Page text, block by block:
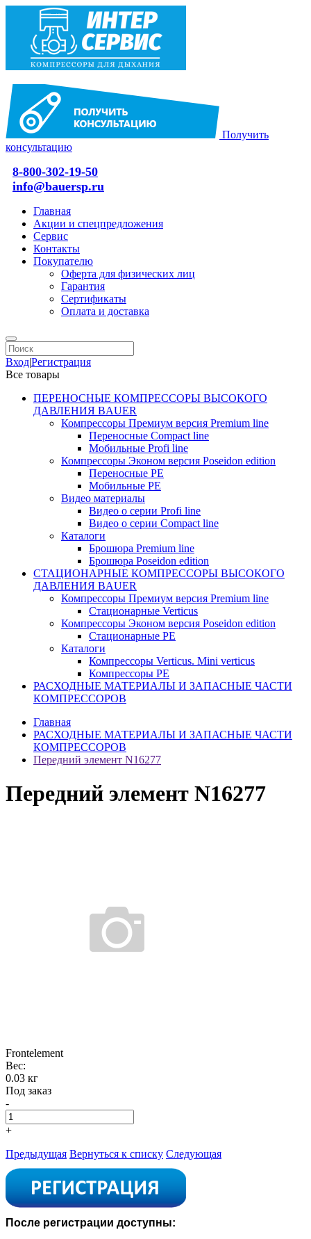
Получить
консультацию
8-800-302-19-50
info@bauersp.ru
Главная
Акции и спецпредложения
Сервис
Контакты
Покупателю
Оферта для физических лиц
Гарантия
Сертификаты
Оплата и доставка
Вход|Регистрация
Все товары
ПЕРЕНОСНЫЕ КОМПРЕССОРЫ ВЫСОКОГО
ДАВЛЕНИЯ BAUER
Компрессоры Премиум версия Premium line
Переносные Compact line
Мобильные Profi line
Компрессоры Эконом версия Poseidon edition
Переносные PE
Мобильные PE
Видео материалы
Видео о серии Profi line
Видео о серии Compact line
Каталоги
Брошюра Premium line
Брошюра Poseidon edition
СТАЦИОНАРНЫЕ КОМПРЕССОРЫ ВЫСОКОГО
ДАВЛЕНИЯ BAUER
Компрессоры Премиум версия Premium line
Стационарные Verticus
Компрессоры Эконом версия Poseidon edition
Стационарные PE
Каталоги
Компрессоры Verticus. Mini verticus
Компрессоры PE
РАСХОДНЫЕ МАТЕРИАЛЫ И ЗАПАСНЫЕ ЧАСТИ
КОМПРЕССОРОВ
Главная
РАСХОДНЫЕ МАТЕРИАЛЫ И ЗАПАСНЫЕ ЧАСТИ
КОМПРЕССОРОВ
Передний элемент N16277
Передний элемент N16277
Frontelement
Вес:
0.03 кг
Под заказ
-
+
Предыдущая Вернуться к списку Следующая
После регистрации доступны: